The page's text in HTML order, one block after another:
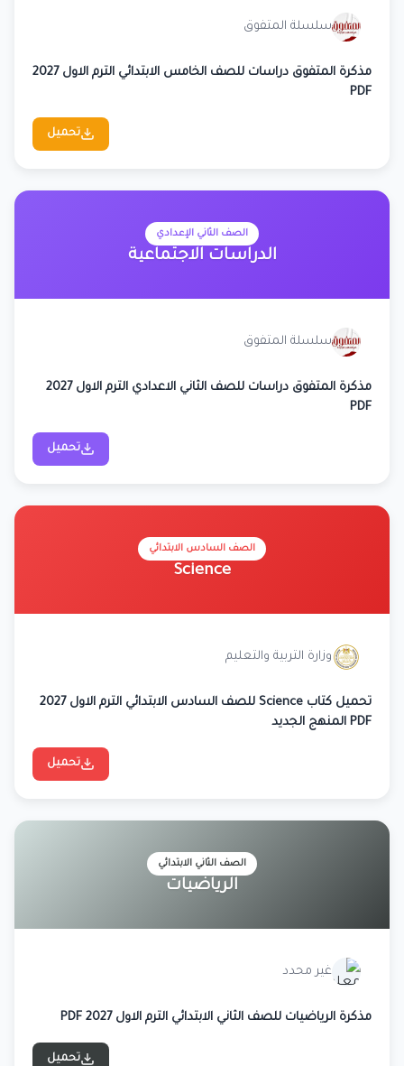
سلسلة المتفوق
مذكرة المتفوق دراسات للصف الخامس الابتدائي الترم الاول 2027
PDF
تحميل
الصف الثاني الإعدادي
الدراسات الاجتماعية
سلسلة المتفوق
مذكرة المتفوق دراسات للصف الثاني الاعدادي الترم الاول 2027
PDF
تحميل
الصف السادس الابتدائي
Science
وزارة التربية والتعليم
تحميل كتاب Science للصف السادس الابتدائي الترم الاول 2027
PDF المنهج الجديد
تحميل
الصف الثاني الابتدائي
الرياضيات
غير محدد
مذكرة الرياضيات للصف الثاني الابتدائي الترم الاول 2027 PDF
تحميل